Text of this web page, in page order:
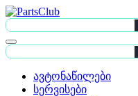
ავტონაწილები
სერვისები